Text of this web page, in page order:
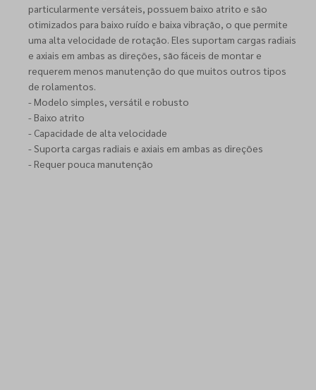
particularmente versáteis, possuem baixo atrito e são
otimizados para baixo ruído e baixa vibração, o que permite
uma alta velocidade de rotação. Eles suportam cargas radiais
e axiais em ambas as direções, são fáceis de montar e
requerem menos manutenção do que muitos outros tipos
de rolamentos.
- Modelo simples, versátil e robusto
- Baixo atrito
- Capacidade de alta velocidade
- Suporta cargas radiais e axiais em ambas as direções
- Requer pouca manutenção